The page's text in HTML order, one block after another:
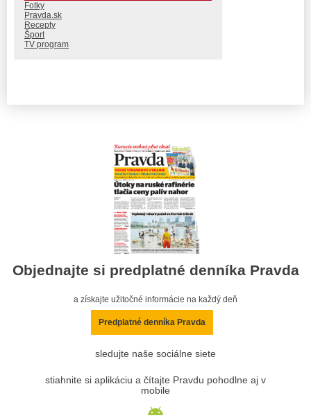
Fotky
Pravda.sk
Recepty
Šport
TV program
Objednajte si predplatné denníka Pravda
a získajte užitočné informácie na každý deň
Predplatné denníka Pravda
sledujte naše sociálne siete
stiahnite si aplikáciu a čítajte Pravdu pohodlne aj v
mobile